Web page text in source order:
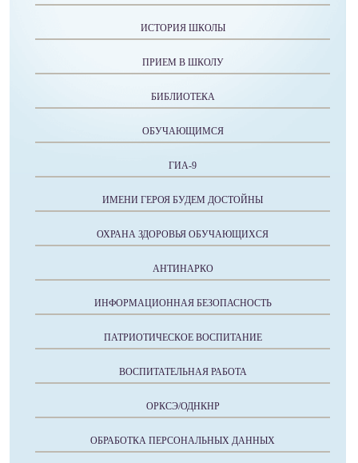
ИСТОРИЯ ШКОЛЫ
ПРИЕМ В ШКОЛУ
БИБЛИОТЕКА
ОБУЧАЮЩИМСЯ
ГИА-9
ИМЕНИ ГЕРОЯ БУДЕМ ДОСТОЙНЫ
ОХРАНА ЗДОРОВЬЯ ОБУЧАЮЩИХСЯ
АНТИНАРКО
ИНФОРМАЦИОННАЯ БЕЗОПАСНОСТЬ
ПАТРИОТИЧЕСКОЕ ВОСПИТАНИЕ
ВОСПИТАТЕЛЬНАЯ РАБОТА
ОРКСЭ/ОДНКНР
ОБРАБОТКА ПЕРСОНАЛЬНЫХ ДАННЫХ